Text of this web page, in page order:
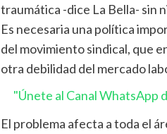
traumática -dice La Bella- sin
Es necesaria una política
del movimiento sindical, que
otra debilidad del mercado
"Únete al Canal WhatsApp
El problema afecta a toda el